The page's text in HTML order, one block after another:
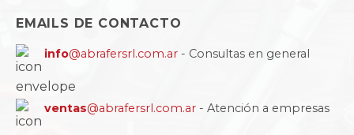
EMAILS DE CONTACTO
info@abrafersrl.com.ar - Consultas en general
ventas@abrafersrl.com.ar - Atención a empresas